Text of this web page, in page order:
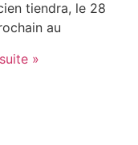
tiendra, le 28
au
»